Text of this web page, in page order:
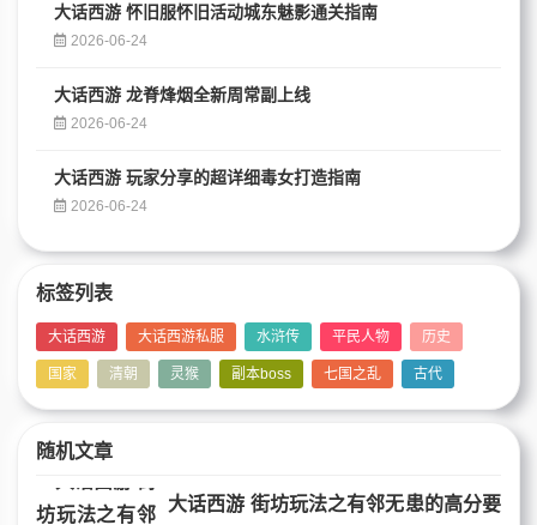
大话西游 怀旧服怀旧活动城东魅影通关指南
2026-06-24
大话西游 龙脊烽烟全新周常副上线
2026-06-24
大话西游 玩家分享的超详细毒女打造指南
2026-06-24
标签列表
大话西游 大话西游私服 水浒传 平民人物 历史
国家 清朝 灵猴 副本boss 七国之乱 古代
随机文章
大话西游 街坊玩法之有邻无患的高分要